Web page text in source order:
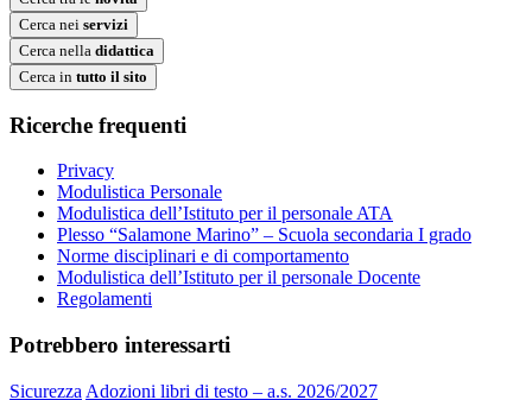
Cerca nei servizi
Cerca nella didattica
Cerca in tutto il sito
Ricerche frequenti
Privacy
Modulistica Personale
Modulistica dell’Istituto per il personale ATA
Plesso “Salamone Marino” – Scuola secondaria I grado
Norme disciplinari e di comportamento
Modulistica dell’Istituto per il personale Docente
Regolamenti
Potrebbero interessarti
Sicurezza Adozioni libri di testo – a.s. 2026/2027